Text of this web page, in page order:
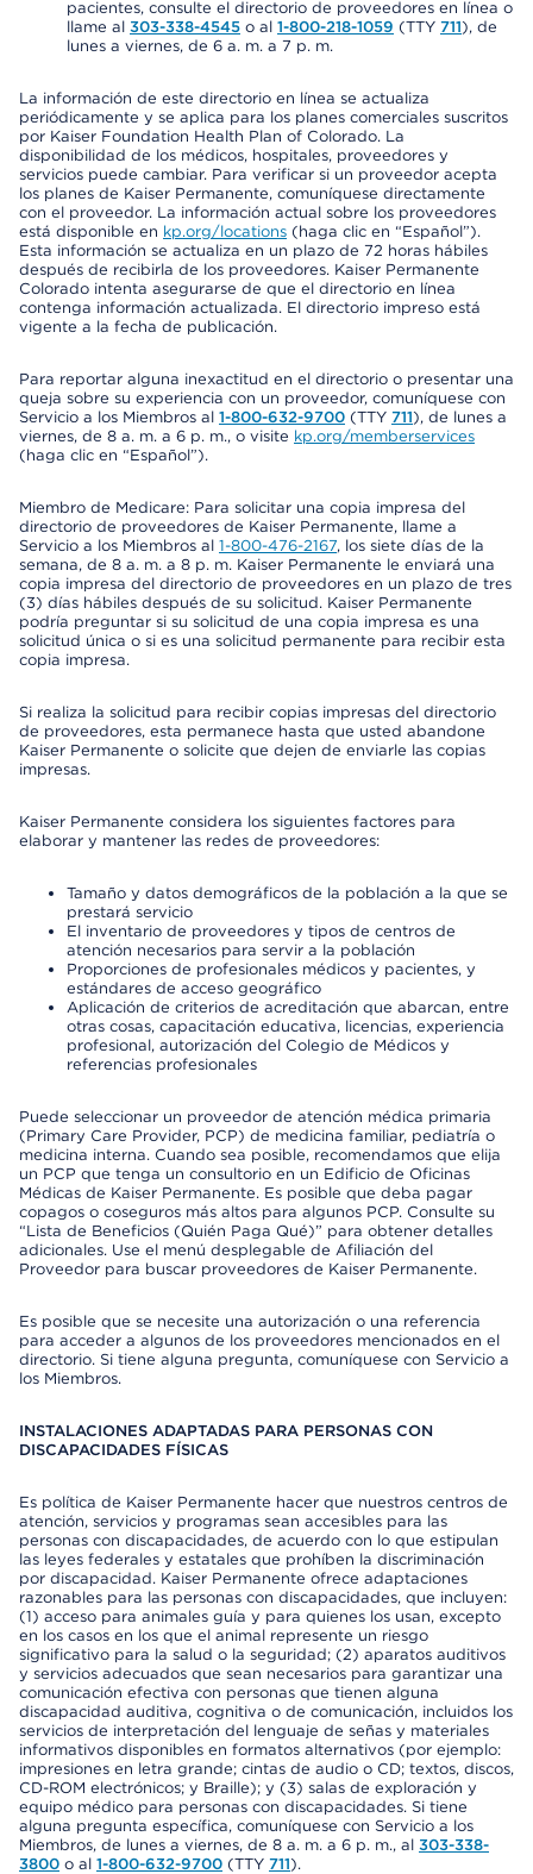
pacientes, consulte el directorio de proveedores en línea o
llame al 303-338-4545 o al 1-800-218-1059 (TTY 711), de
lunes a viernes, de 6 a. m. a 7 p. m.
La información de este directorio en línea se actualiza
periódicamente y se aplica para los planes comerciales suscritos
por Kaiser Foundation Health Plan of Colorado. La
disponibilidad de los médicos, hospitales, proveedores y
servicios puede cambiar. Para verificar si un proveedor acepta
los planes de Kaiser Permanente, comuníquese directamente
con el proveedor. La información actual sobre los proveedores
está disponible en kp.org/locations (haga clic en “Español”).
Esta información se actualiza en un plazo de 72 horas hábiles
después de recibirla de los proveedores. Kaiser Permanente
Colorado intenta asegurarse de que el directorio en línea
contenga información actualizada. El directorio impreso está
vigente a la fecha de publicación.
Para reportar alguna inexactitud en el directorio o presentar una
queja sobre su experiencia con un proveedor, comuníquese con
Servicio a los Miembros al 1-800-632-9700 (TTY 711), de lunes a
viernes, de 8 a. m. a 6 p. m., o visite kp.org/memberservices
(haga clic en “Español”).
Miembro de Medicare: Para solicitar una copia impresa del
directorio de proveedores de Kaiser Permanente, llame a
Servicio a los Miembros al 1-800-476-2167, los siete días de la
semana, de 8 a. m. a 8 p. m. Kaiser Permanente le enviará una
copia impresa del directorio de proveedores en un plazo de tres
(3) días hábiles después de su solicitud. Kaiser Permanente
podría preguntar si su solicitud de una copia impresa es una
solicitud única o si es una solicitud permanente para recibir esta
copia impresa.
Si realiza la solicitud para recibir copias impresas del directorio
de proveedores, esta permanece hasta que usted abandone
Kaiser Permanente o solicite que dejen de enviarle las copias
impresas.
Kaiser Permanente considera los siguientes factores para
elaborar y mantener las redes de proveedores:
Tamaño y datos demográficos de la población a la que se
prestará servicio
El inventario de proveedores y tipos de centros de
atención necesarios para servir a la población
Proporciones de profesionales médicos y pacientes, y
estándares de acceso geográfico
Aplicación de criterios de acreditación que abarcan, entre
otras cosas, capacitación educativa, licencias, experiencia
profesional, autorización del Colegio de Médicos y
referencias profesionales
Puede seleccionar un proveedor de atención médica primaria
(Primary Care Provider, PCP) de medicina familiar, pediatría o
medicina interna. Cuando sea posible, recomendamos que elija
un PCP que tenga un consultorio en un Edificio de Oficinas
Médicas de Kaiser Permanente. Es posible que deba pagar
copagos o coseguros más altos para algunos PCP. Consulte su
“Lista de Beneficios (Quién Paga Qué)” para obtener detalles
adicionales. Use el menú desplegable de Afiliación del
Proveedor para buscar proveedores de Kaiser Permanente.
Es posible que se necesite una autorización o una referencia
para acceder a algunos de los proveedores mencionados en el
directorio. Si tiene alguna pregunta, comuníquese con Servicio a
los Miembros.
INSTALACIONES ADAPTADAS PARA PERSONAS CON
DISCAPACIDADES FÍSICAS
Es política de Kaiser Permanente hacer que nuestros centros de
atención, servicios y programas sean accesibles para las
personas con discapacidades, de acuerdo con lo que estipulan
las leyes federales y estatales que prohíben la discriminación
por discapacidad. Kaiser Permanente ofrece adaptaciones
razonables para las personas con discapacidades, que incluyen:
(1) acceso para animales guía y para quienes los usan, excepto
en los casos en los que el animal represente un riesgo
significativo para la salud o la seguridad; (2) aparatos auditivos
y servicios adecuados que sean necesarios para garantizar una
comunicación efectiva con personas que tienen alguna
discapacidad auditiva, cognitiva o de comunicación, incluidos los
servicios de interpretación del lenguaje de señas y materiales
informativos disponibles en formatos alternativos (por ejemplo:
impresiones en letra grande; cintas de audio o CD; textos, discos,
CD-ROM electrónicos; y Braille); y (3) salas de exploración y
equipo médico para personas con discapacidades. Si tiene
alguna pregunta específica, comuníquese con Servicio a los
Miembros, de lunes a viernes, de 8 a. m. a 6 p. m., al 303-338-
3800 o al 1-800-632-9700 (TTY 711).